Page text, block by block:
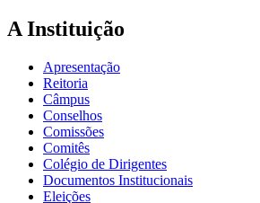
A Instituição
Apresentação
Reitoria
Câmpus
Conselhos
Comissões
Comitês
Colégio de Dirigentes
Documentos Institucionais
Eleições